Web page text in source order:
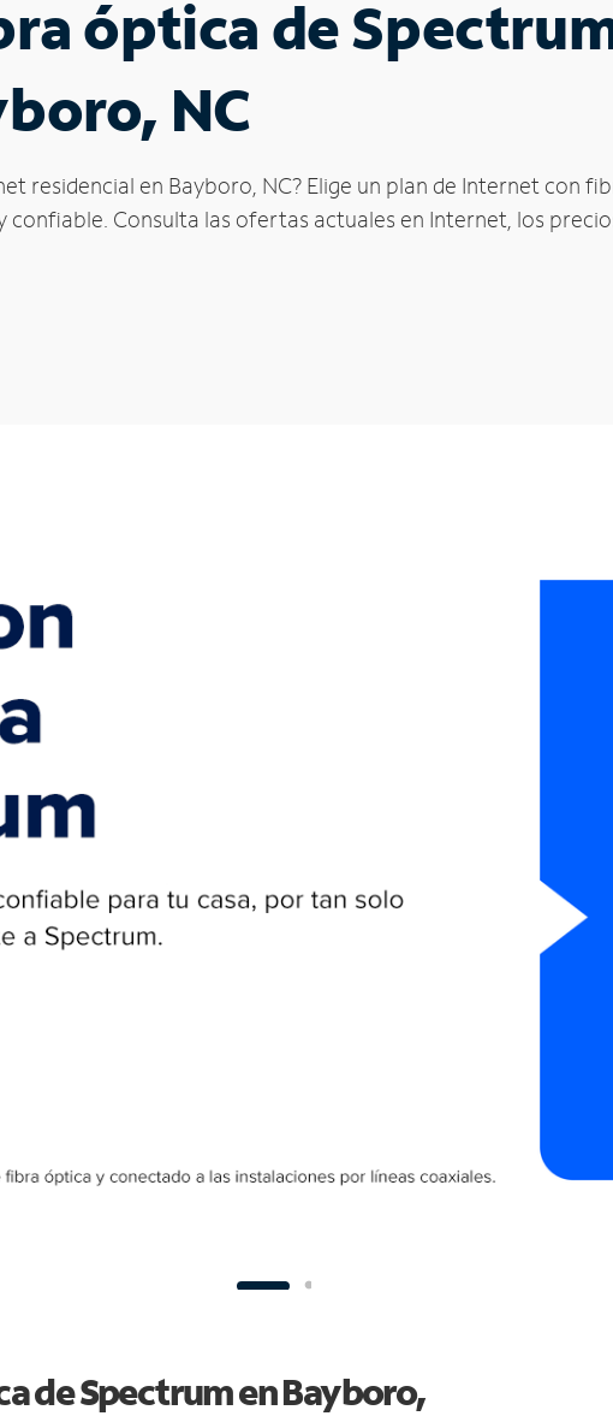
óptica de
NC
residencial en Bayboro, NC? Elige un plan de Internet con
confiable. Consulta las ofertas actuales en Internet, los
de Spectrum en Bayboro,